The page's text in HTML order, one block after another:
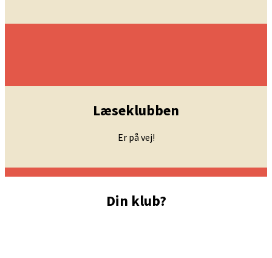
Læseklubben
Er på vej!
Din klub?